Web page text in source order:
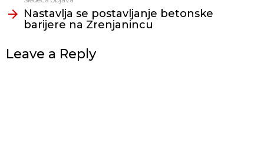
Nastavlja se postavljanje betonske
barijere na Zrenjanincu
Leave a Reply